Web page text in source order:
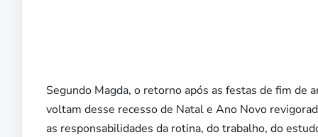
Segundo Magda, o retorno após as festas de fim de
voltam desse recesso de Natal e Ano Novo
as responsabilidades da rotina, do trabalho, do